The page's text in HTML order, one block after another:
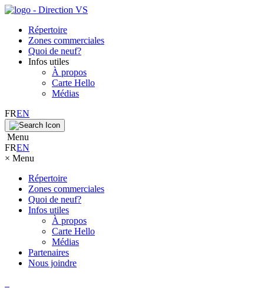
Répertoire
Zones commerciales
Quoi de neuf?
Infos utiles
À propos
Carte Hello
Médias
FREN
Menu
FREN
× Menu
Répertoire
Zones commerciales
Quoi de neuf?
Infos utiles
À propos
Carte Hello
Médias
Partenaires
Nous joindre